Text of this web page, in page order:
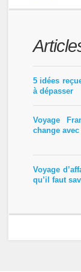
5 idées
à dépasser
Voyage
change avec
Voyage
qu’il faut